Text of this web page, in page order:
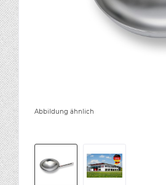
Abbildung ähnlich